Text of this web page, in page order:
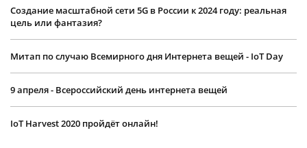
Создание масштабной сети 5G в России к 2024 году: реальная
цель или фантазия?
Митап по случаю Всемирного дня Интернета вещей - IoT Day
9 апреля - Всероссийский день интернета вещей
IoT Harvest 2020 пройдёт онлайн!